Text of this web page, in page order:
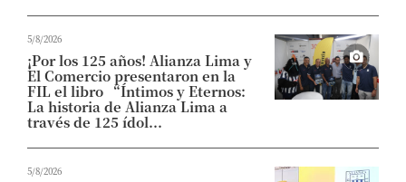
5/8/2026
¡Por los 125 años! Alianza Lima y
El Comercio presentaron en la
FIL el libro “Íntimos y Eternos:
La historia de Alianza Lima a
través de 125 ídol...
5/8/2026